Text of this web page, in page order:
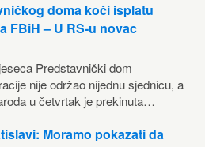
doma koči isplatu
FBiH – U RS-u novac
Predstavnički dom
nije održao nijednu sjednicu, a
u četvrtak je prekinuta…
Moramo pokazati da